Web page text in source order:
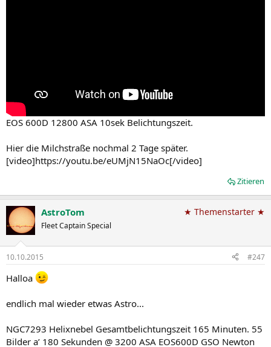
EOS 600D 12800 ASA 10sek Belichtungszeit.
Hier die Milchstraße nochmal 2 Tage später.
[video]https://youtu.be/eUMjN15NaOc[/video]
Zitieren
AstroTom
Fleet Captain Special
★ Themenstarter ★
10.10.2015 #247
Halloa
endlich mal wieder etwas Astro...
NGC7293 Helixnebel Gesamtbelichtungszeit 165 Minuten. 55
Bilder a’ 180 Sekunden @ 3200 ASA EOS600D GSO Newton